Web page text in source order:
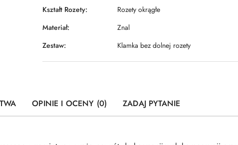
Kształt Rozety:
Rozety okrągłe
Materiał:
Znal
Zestaw:
Klamka bez dolnej rozety
OPINIE I OCENY (0) ZADAJ PYTANIE